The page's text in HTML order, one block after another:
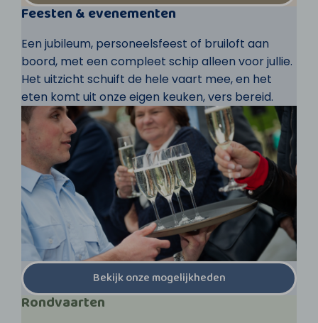
Feesten & evenementen
Een jubileum, personeelsfeest of bruiloft aan
boord, met een compleet schip alleen voor jullie.
Het uitzicht schuift de hele vaart mee, en het
eten komt uit onze eigen keuken, vers bereid.
Bekijk onze mogelijkheden
Rondvaarten